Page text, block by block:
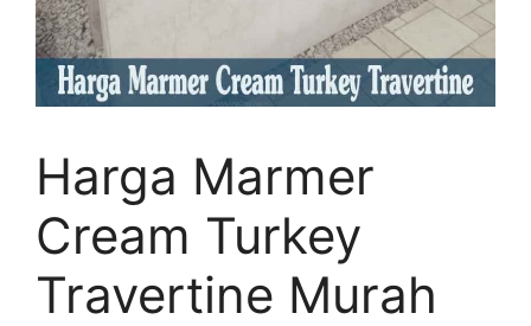
Harga Marmer
Cream Turkey
Travertine Murah